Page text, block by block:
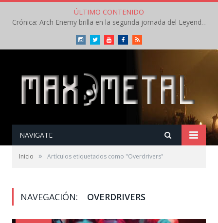
ÚLTIMO CONTENIDO
Crónica: Arch Enemy brilla en la segunda jornada del Leyendas del Rock – Jueves – Agosto 2026
InstagramTwitterYoutubeFacebookRSS
NAVIGATE
Inicio » Artículos etiquetados como "Overdrivers"
NAVEGACIÓN: OVERDRIVERS